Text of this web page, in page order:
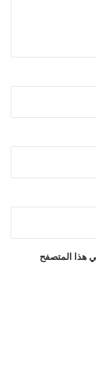
هذا المتصفح